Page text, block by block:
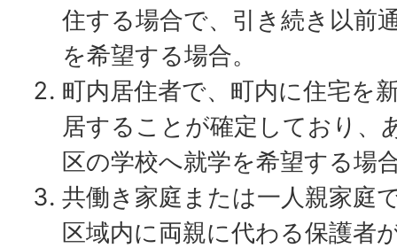
住する場合で、引き続き以前
を希望する場合。
町内居住者で、町内に住宅を
居することが確定しており、
区の学校へ就学を希望する場
共働き家庭または一人親家庭
区域内に両親に代わる保護者